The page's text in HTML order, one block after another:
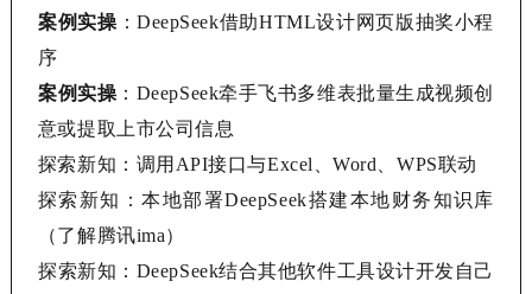
案例实操 ：DeepSeek借助HTML设计网页版抽奖小程
序
案例实操 ： DeepSeek牵手飞书多维表批量生成视频创
意或提取上市公司信息
探索新知：调用 API接口与Excel、Word、WPS联动
探索新知：本地部署DeepSeek搭建本地财务知识库
（了解腾讯ima）
探索新知： DeepSeek结合其他软件工具设计开发自己